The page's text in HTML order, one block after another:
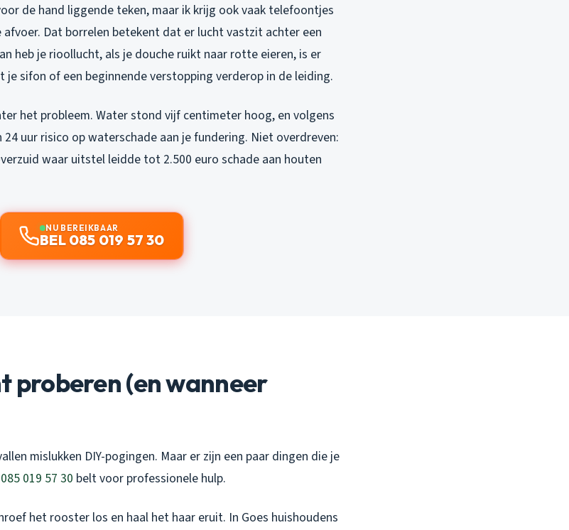
de hand liggende teken, maar ik krijg ook vaak telefoontjes
Dat borrelen betekent dat er lucht vastzit achter een
heb je rioollucht, als je douche ruikt naar rotte eieren, is er
je sifon of een beginnende verstopping verderop in de leiding.
het probleem. Water stond vijf centimeter hoog, en volgens
24 uur risico op waterschade aan je fundering. Niet overdreven:
waar uitstel leidde tot 2.500 euro schade aan houten
NU BEREIKBAAR
BEL 085 019 57 30
proberen (en wanneer
mislukken DIY-pogingen. Maar er zijn een paar dingen die je
085 019 57 30 belt voor professionele hulp.
het rooster los en haal het haar eruit. In Goes huishoudens